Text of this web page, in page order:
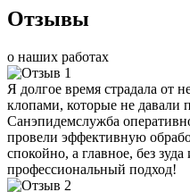
Отзывы
о наших работах
Я долгое время страдала от
клопами, которые не давали
Санэпидемслужба
провели эффективную
спокойно, а главное, без
профессиональный подход!